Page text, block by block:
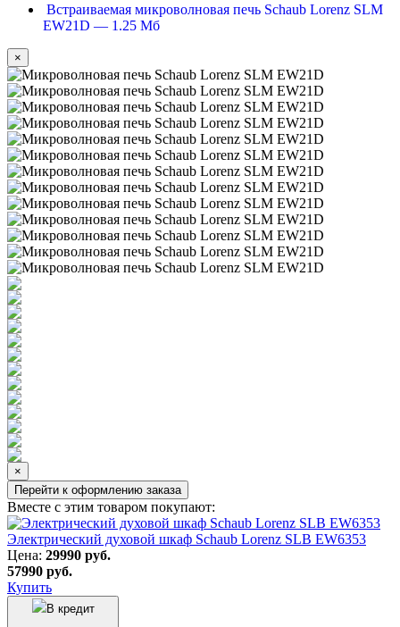
Встраиваемая микроволновая печь Schaub Lorenz SLM
EW21D — 1.25 Мб
×
×
Перейти к оформлению заказа
Вместе с этим товаром покупают:
Электрический духовой шкаф Schaub Lorenz SLB EW6353
Цена: 29990 руб.
57990 руб.
Купить
В кредит